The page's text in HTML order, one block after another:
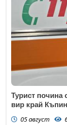
Турист почина
вир край
05 август